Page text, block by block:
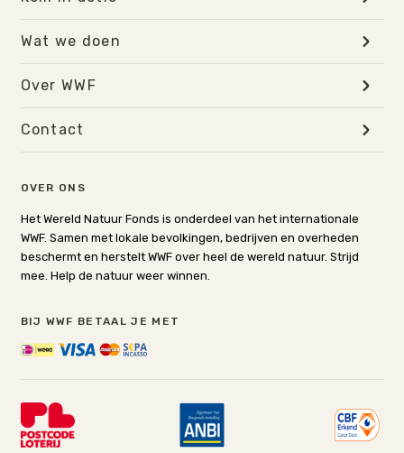
OVER ONS
Het Wereld Natuur Fonds is onderdeel van het internationale
WWF. Samen met lokale bevolkingen, bedrijven en overheden
beschermt en herstelt WWF over heel de wereld natuur. Strijd
mee. Help de natuur weer winnen.
BIJ WWF BETAAL JE MET
Wat we doen
Over WWF
Contact